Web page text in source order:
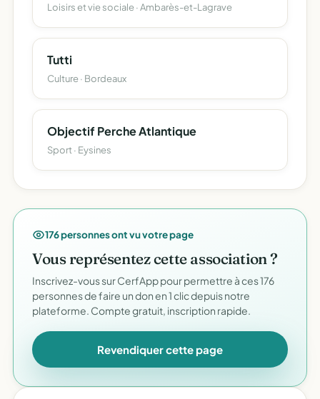
Loisirs et vie sociale · Ambarès-et-Lagrave
Tutti
Culture · Bordeaux
Objectif Perche Atlantique
Sport · Eysines
176 personnes ont vu votre page
Vous représentez cette association ?
Inscrivez-vous sur CerfApp pour permettre à ces 176
personnes de faire un don en 1 clic depuis notre
plateforme. Compte gratuit, inscription rapide.
Revendiquer cette page